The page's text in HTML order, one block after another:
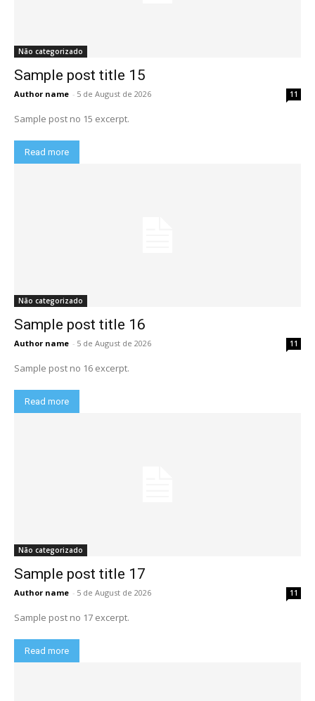
Não categorizado
Sample post title 15
Author name - 5 de August de 2026 11
Sample post no 15 excerpt.
Read more
Não categorizado
Sample post title 16
Author name - 5 de August de 2026 11
Sample post no 16 excerpt.
Read more
Não categorizado
Sample post title 17
Author name - 5 de August de 2026 11
Sample post no 17 excerpt.
Read more